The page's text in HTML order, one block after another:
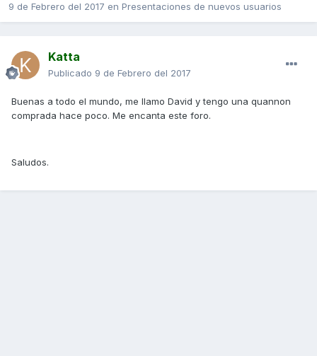
9 de Febrero del 2017 en Presentaciones de nuevos usuarios
Katta
Publicado 9 de Febrero del 2017
Buenas a todo el mundo, me llamo David y tengo una quannon
comprada hace poco. Me encanta este foro.
Saludos.